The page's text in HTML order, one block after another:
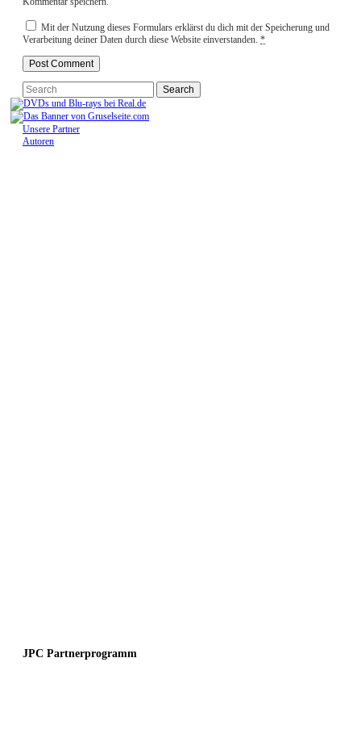
Mit der Nutzung dieses Formulars erklärst du dich mit der Speicherung und
Verarbeitung deiner Daten durch diese Website einverstanden. *
Unsere Partner
Autoren
JPC Partnerprogramm